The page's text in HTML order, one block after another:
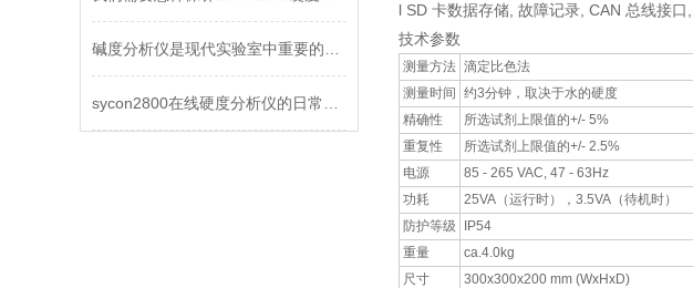
l SD 卡数据存储, 故障记录, CAN 总线接口
技术参数
测量方法 滴定比色法
测量时间
约3分钟，取决于水的硬度
精确性
所选试剂上限值的+/- 5%
重复性
所选试剂上限值的+/- 2.5%
电源
85 - 265 VAC, 47 - 63Hz
功耗
25VA（运行时），3.5VA（待机时）
防护等级
IP54
重量
ca.4.0kg
尺寸
300x300x200 mm (WxHxD)